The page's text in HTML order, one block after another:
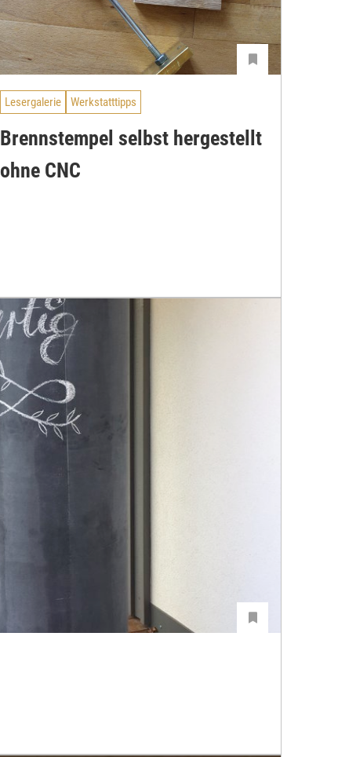
Lesergalerie Werkstatttipps
Brennstempel selbst hergestellt
ohne CNC